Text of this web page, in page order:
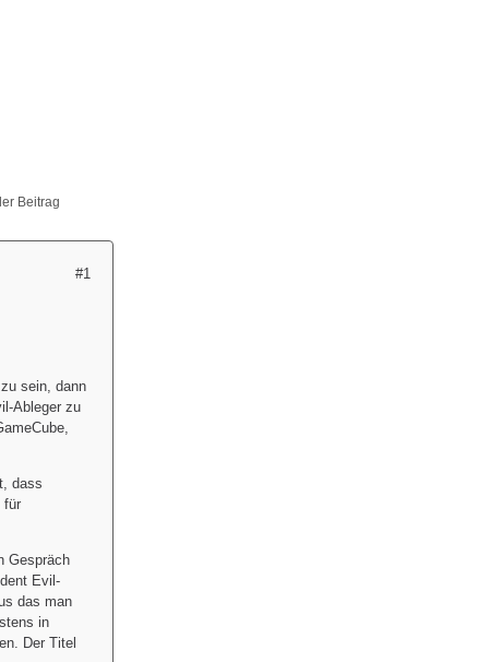
Beitrag
#1
sein, dann
Ableger zu
dass
für
Gespräch
Evil-
das man
in
Der Titel